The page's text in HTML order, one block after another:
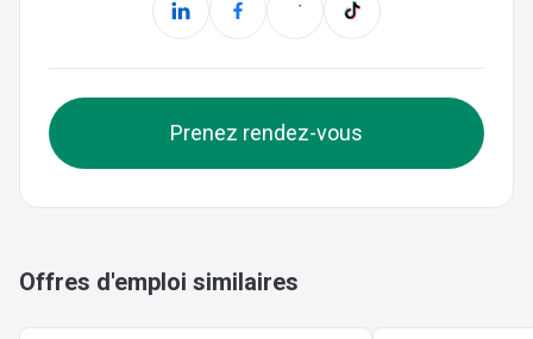
Prenez rendez-vous
Offres d'emploi similaires